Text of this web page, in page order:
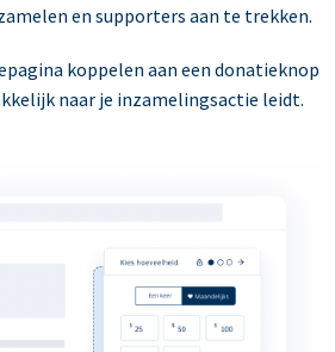
en supporters aan te trekken.
koppelen aan een donatieknop
naar je inzamelingsactie leidt.